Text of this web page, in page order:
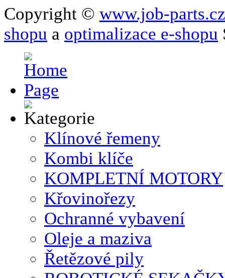
Copyright © www.job-parts.cz
shopu a optimalizace e-shopu
Klínové řemeny
Kombi klíče
KOMPLETNÍ MOTORY
Křovinořezy
Ochranné vybavení
Oleje a maziva
Řetězové pily